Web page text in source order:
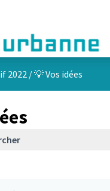
2022 /💡 Vos idées